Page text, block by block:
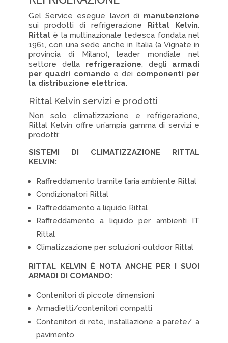
Gel Service esegue lavori di manutenzione
sui prodotti di refrigerazione Rittal Kelvin.
Rittal è la multinazionale tedesca fondata nel
1961, con una sede anche in Italia (a Vignate in
provincia di Milano), leader mondiale nel
settore della refrigerazione, degli armadi
per quadri comando e dei componenti per
la distribuzione elettrica.
Rittal Kelvin servizi e prodotti
Non solo climatizzazione e refrigerazione,
Rittal Kelvin offre un’ampia gamma di servizi e
prodotti:
SISTEMI DI CLIMATIZZAZIONE RITTAL
KELVIN:
Raffreddamento tramite l’aria ambiente Rittal
Condizionatori Rittal
Raffreddamento a liquido Rittal
Raffreddamento a liquido per ambienti IT
Rittal
Climatizzazione per soluzioni outdoor Rittal
RITTAL KELVIN È NOTA ANCHE PER I SUOI
ARMADI DI COMANDO:
Contenitori di piccole dimensioni
Armadietti/contenitori compatti
Contenitori di rete, installazione a parete/ a
pavimento